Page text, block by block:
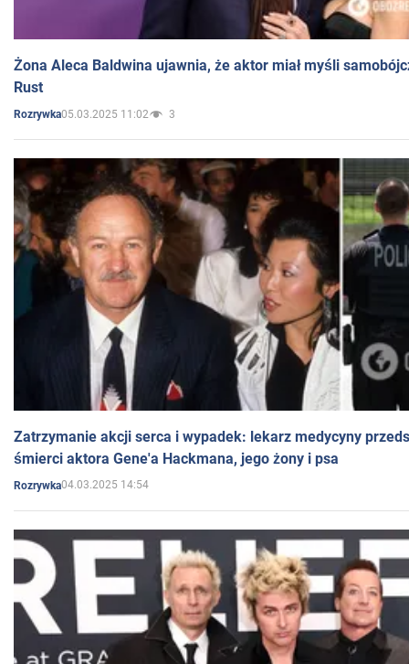
Żona Aleca Baldwina ujawnia, że aktor miał myśli
Rust
Rozrywka05.03.2025 11:02 3
Zatrzymanie akcji serca i wypadek: lekarz medycyny
śmierci aktora Gene'a Hackmana, jego żony i psa
Rozrywka04.03.2025 14:54